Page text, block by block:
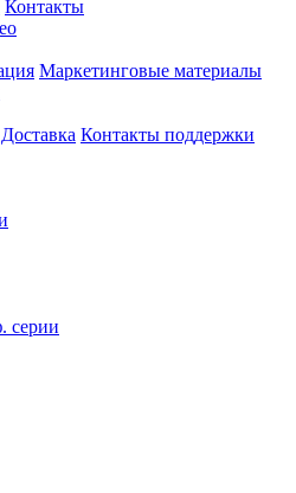
Контакты
Маркетинговые материалы
Доставка Контакты поддержки
серии